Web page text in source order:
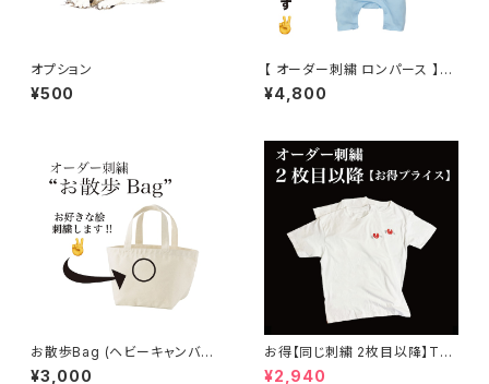
オプション
¥500
【 オーダー刺繍 ロンパース 】ベ
ビー 赤ちゃん Baby
¥4,800
お散歩Bag (ヘビーキャンバス)
オーダー ワンポイント刺繍
¥3,000
お得【同じ刺繍 2枚目以降】Tシ
ャツ オーダー 刺繍 ( メンズ 、 レ
¥2,940